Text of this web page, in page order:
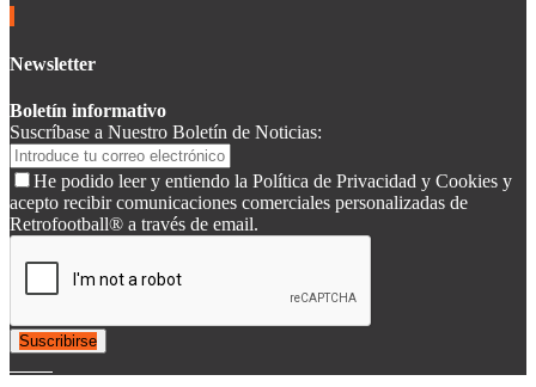
Newsletter
Boletín informativo
Suscríbase a Nuestro Boletín de Noticias:
He podido leer y entiendo la Política de Privacidad y Cookies y
acepto recibir comunicaciones comerciales personalizadas de
Retrofootball® a través de email.
Suscribirse